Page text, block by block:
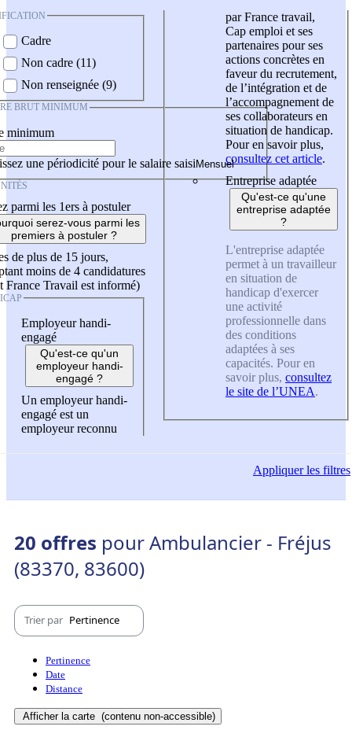
Cadre
Non cadre (11)
Non renseignée (9)
BRUT MINIMUM
minimum
une périodicité pour le salaire saisi
parmi les 1ers à postuler
serez-vous parmi les
premiers à postuler ?
de plus de 15 jours,
moins de 4 candidatures
France Travail est informé)
Employeur handi-
engagé
Qu'est-ce qu'un
employeur handi-
engagé ?
Un employeur handi-
engagé est un
employeur reconnu
par France travail,
Cap emploi et ses
partenaires pour ses
actions concrètes en
faveur du recrutement,
de l’intégration et de
l’accompagnement de
ses collaborateurs en
situation de handicap.
Pour en savoir plus,
consultez cet article.
Entreprise adaptée
Qu'est-ce qu'une
entreprise adaptée
?
L'entreprise adaptée
permet à un travailleur
en situation de
handicap d'exercer
une activité
professionnelle dans
des conditions
adaptées à ses
capacités. Pour en
savoir plus, consultez
le site de l’UNEA.
Appliquerles filtres
20 offres pour Ambulancier - Fréjus
(83370, 83600)
Trier par Pertinence
Pertinence
Date
Distance
Afficher la carte (contenu non-accessible)